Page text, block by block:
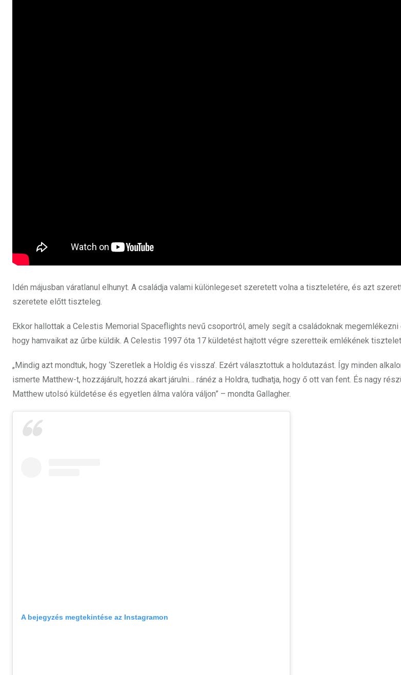
Idén májusban váratlanul elhunyt. A családja valami különlegeset szeretett volna a tiszteletére, és azt
szeretete előtt tiszteleg.
Ekkor hallottak a Celestis Memorial Spaceflights nevű csoportról, amely segít a családoknak
hogy hamvaikat az űrbe küldik. A Celestis 1997 óta 17 küldetést hajtott végre szeretteik emlékének
„Mindig azt mondtuk, hogy ‘Szeretlek a Holdig és vissza’. Ezért választottuk a holdutazást. Így minden
ismerte Matthew-t, hozzájárult, hozzá akart járulni… ránéz a Holdra, tudhatja, hogy ő ott van fent. És nagy
Matthew utolsó küldetése és egyetlen álma valóra váljon” – mondta Gallagher.
A bejegyzés megtekintése az Instagramon